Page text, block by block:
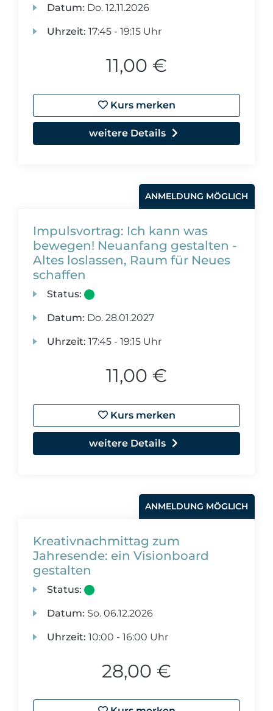
Datum: Do. 12.11.2026
Uhrzeit: 17:45 - 19:15 Uhr
11,00 €
Kurs merken
weitere Details
ANMELDUNG MÖGLICH
Impulsvortrag: Ich kann was
bewegen! Neuanfang gestalten -
Altes loslassen, Raum für Neues
schaffen
Status:
Datum: Do. 28.01.2027
Uhrzeit: 17:45 - 19:15 Uhr
11,00 €
Kurs merken
weitere Details
ANMELDUNG MÖGLICH
Kreativnachmittag zum
Jahresende: ein Visionboard
gestalten
Status:
Datum: So. 06.12.2026
Uhrzeit: 10:00 - 16:00 Uhr
28,00 €